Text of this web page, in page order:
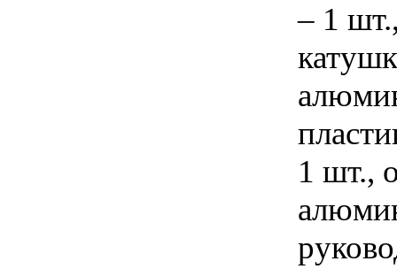
– 1
1 шт.,